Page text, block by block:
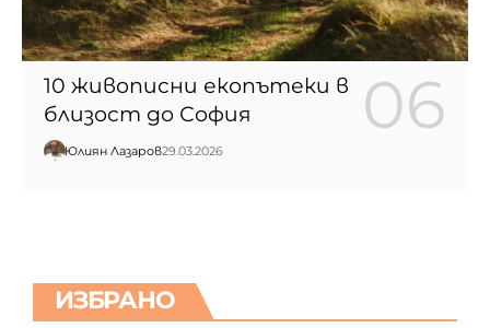
10 живописни екопътеки в
близост до София
Юлиян Лазаров29.03.2026
ИЗБРАНО